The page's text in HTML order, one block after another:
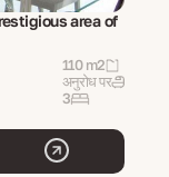
area of
110 m2
अनुरोध पर
3